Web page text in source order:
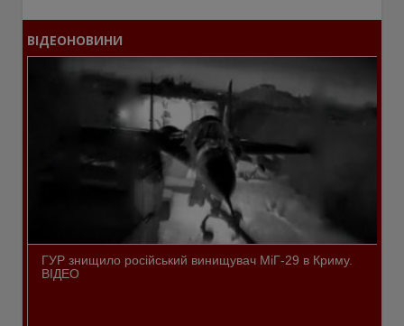
ВІДЕОНОВИНИ
ГУР знищило російський винищувач МіГ-29 в Криму.
ВІДЕО